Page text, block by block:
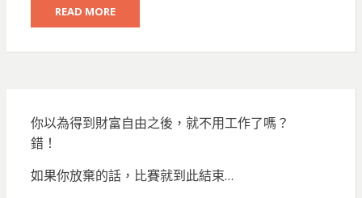
READ MORE
你以為得到財富自由之後，就不用工作了嗎？
錯！
如果你放棄的話，比賽就到此結束…